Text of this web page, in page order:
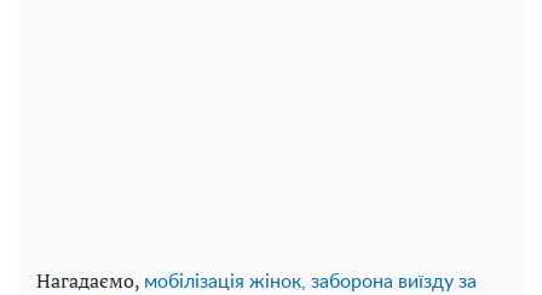
Нагадаємо, мобілізація жінок, заборона виїзду за